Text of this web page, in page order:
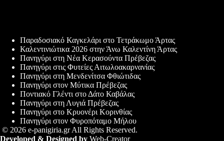
Παραδοσιακό Καγκελάρι στο Τετράκωμο Άρτας
Καλεντινιώτικα 2026 στην Άνω Καλεντίνη Άρτας
Πανηγύρι στη Νέα Κερασούντα Πρέβεζας
Πανηγύρι στις Φυτείες Αιτωλοακαρνανίας
Πανηγύρι στη Μενδενίτσα Φθιώτιδας
Πανηγύρι στον Μύτικα Πρέβεζας
Ποντιακό Γλέντι στο Δάτο Καβάλας
Πανηγύρι στη Λυγιά Πρέβεζας
Πανηγύρι στο Κρυονέρι Κορινθίας
Πανηγύρι στον Φυροπόταμο Μήλου
© 2026 e-panigiria.gr All Rights Reserved.
Developed & Designed by Web-Creator